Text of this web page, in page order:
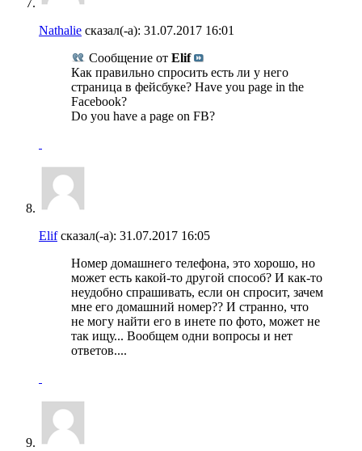
Nathalie сказал(-а): 31.07.2017 16:01
Сообщение от Elif
Как правильно спросить есть ли у него
страница в фейсбуке? Have you page in the
Facebook?
Do you have a page on FB?
Elifсказал(-а): 31.07.2017 16:05
Номер домашнего телефона, это хорошо, но
может есть какой-то другой способ? И как-то
неудобно спрашивать, если он спросит, зачем
мне его домашний номер?? И странно, что
не могу найти его в инете по фото, может не
так ищу... Вообщем одни вопросы и нет
ответов....